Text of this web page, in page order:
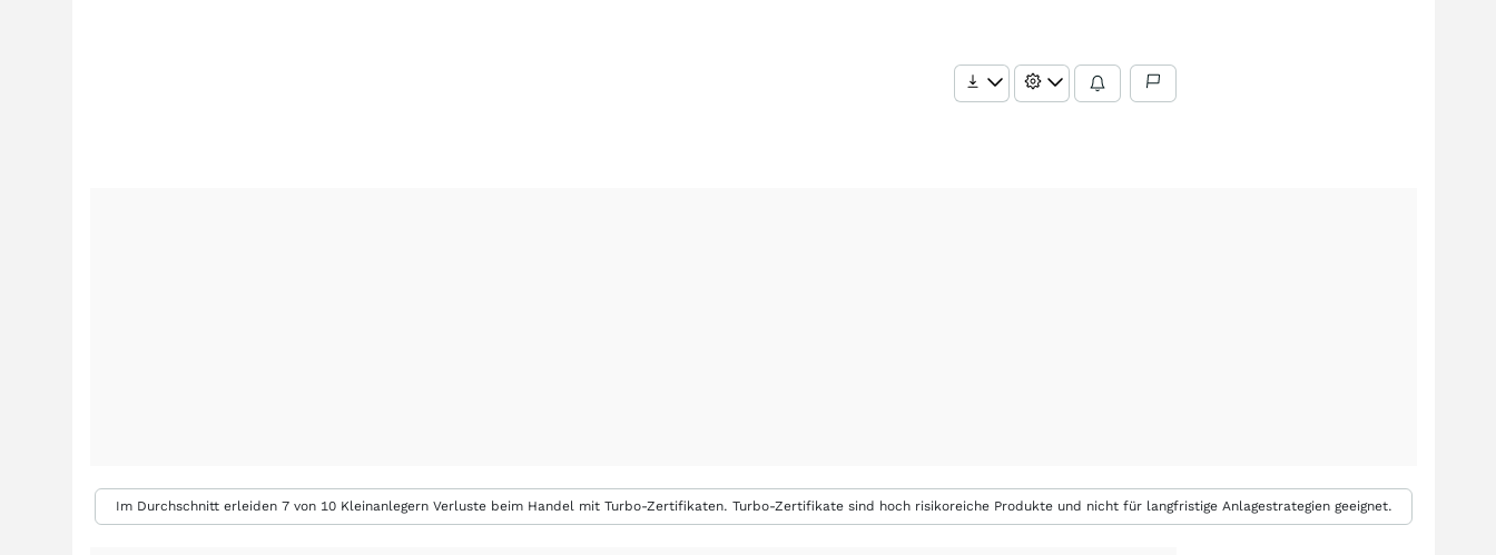
Im Durchschnitt erleiden 7 von 10 Kleinanlegern Verluste beim Handel mit Turbo-Zertifikaten. Turbo-Zertifikate sind hoch risikoreiche Produkte und nicht für langfristige Anlagestrategien geeignet.